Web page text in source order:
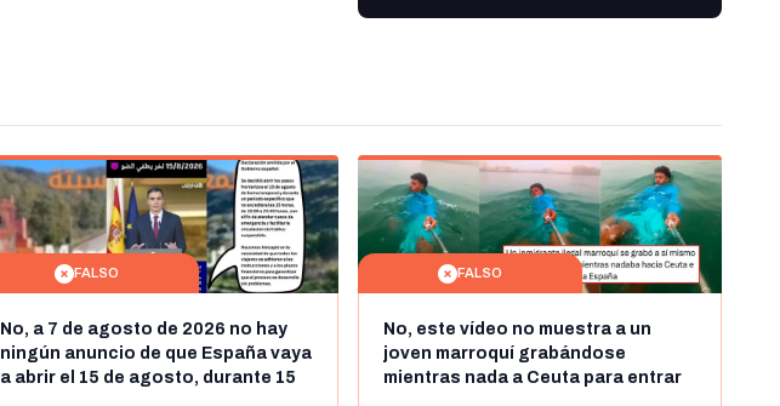
FALSO
No, a 7 de agosto de 2026 no hay
ningún anuncio de que España vaya
a abrir el 15 de agosto, durante 15
FALSO
No, este vídeo no muestra a un
joven marroquí grabándose
mientras nada a Ceuta para entrar